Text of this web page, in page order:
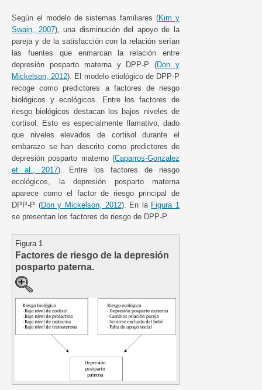
Según el modelo de sistemas familiares (Kim y
Swain, 2007), una disminución del apoyo de la
pareja y de la satisfacción con la relación serían
las fuentes que enmarcan la relación entre
depresión posparto materna y DPP-P (Don y
Mickelson, 2012). El modelo etiológico de DPP-P
recoge como predictores a factores de riesgo
biológicos y ecológicos. Entre los factores de
riesgo biológicos destacan los bajos niveles de
cortisol. Esto es especialmente llamativo, dado
que niveles elevados de cortisol durante el
embarazo se han descrito como predictores de
depresión posparto materno (Caparros-Gonzalez
et al., 2017). Entre los factores de riesgo
ecológicos, la depresión posparto materna
aparece como el factor de riesgo principal de
DPP-P (Don y Mickelson, 2012). En la Figura 1
se presentan los factores de riesgo de DPP-P.
Figura 1
Factores de riesgo de la depresión
posparto paterna.